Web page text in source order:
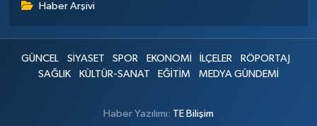
Haber Arşivi
GÜNCEL SİYASET SPOR EKONOMİ İLÇELER
RÖPORTAJ
SAĞLIK
KÜLTÜR-SANAT EĞİTİM MEDYA GÜNDEMİ
Haber Yazılımı: TE Bilişim